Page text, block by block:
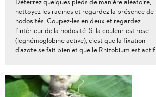
nettoyez les racines et regardez la présence de
nodosités. Coupez-les en deux et regardez
l’intérieur de la nodosité. Si la couleur est rose
(leghémoglobine active), c’est que la fixation
d’azote se fait bien et que le Rhizobium est actif.